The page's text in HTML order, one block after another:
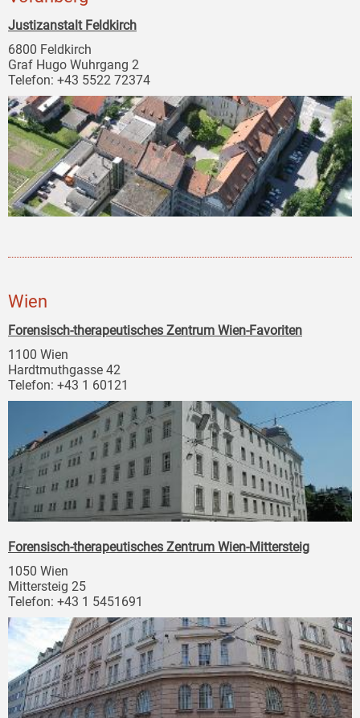
Justizanstalt Feldkirch
6800 Feldkirch
Graf Hugo Wuhrgang 2
Telefon: +43 5522 72374
Wien
Forensisch-therapeutisches Zentrum Wien-Favoriten
1100 Wien
Hardtmuthgasse 42
Telefon: +43 1 60121
Forensisch-therapeutisches Zentrum Wien-Mittersteig
1050 Wien
Mittersteig 25
Telefon: +43 1 5451691